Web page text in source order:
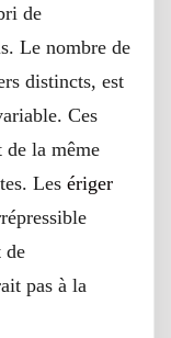
de
Le nombre de
distincts, est
Ces
de la même
Les ériger
de
pas à la